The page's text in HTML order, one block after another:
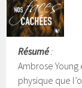
Résumé:
Ambrose
physique que